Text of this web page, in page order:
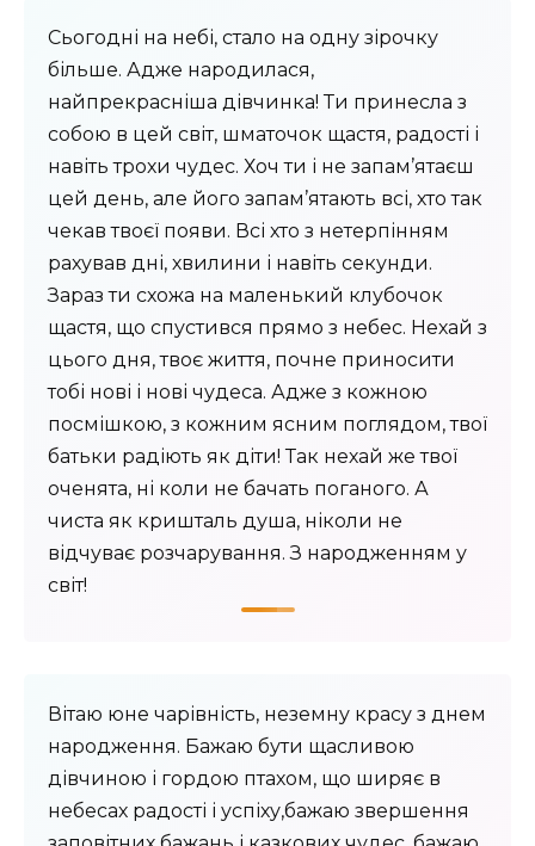
Сьогодні на небі, стало на одну зірочку
більше. Адже народилася,
найпрекрасніша дівчинка! Ти принесла з
собою в цей світ, шматочок щастя, радості і
навіть трохи чудес. Хоч ти і не запам’ятаєш
цей день, але його запам’ятають всі, хто так
чекав твоєї появи. Всі хто з нетерпінням
рахував дні, хвилини і навіть секунди.
Зараз ти схожа на маленький клубочок
щастя, що спустився прямо з небес. Нехай з
цього дня, твоє життя, почне приносити
тобі нові і нові чудеса. Адже з кожною
посмішкою, з кожним ясним поглядом, твої
батьки радіють як діти! Так нехай же твої
оченята, ні коли не бачать поганого. А
чиста як кришталь душа, ніколи не
відчуває розчарування. З народженням у
світ!
Вітаю юне чарівність, неземну красу з днем
​​народження. Бажаю бути щасливою
дівчиною і гордою птахом, що ширяє в
небесах радості і успіху,бажаю звершення